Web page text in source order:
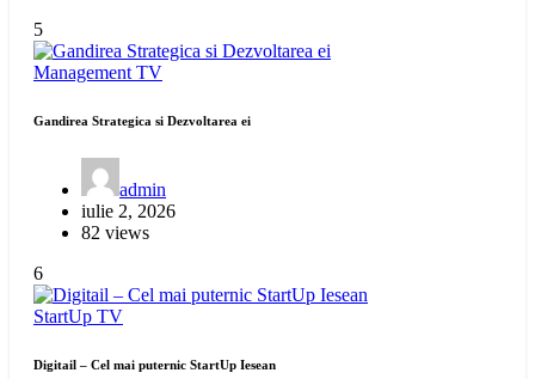
5
Management TV
Gandirea Strategica si Dezvoltarea ei
admin
iulie 2, 2026
82 views
6
StartUp TV
Digitail – Cel mai puternic StartUp Iesean